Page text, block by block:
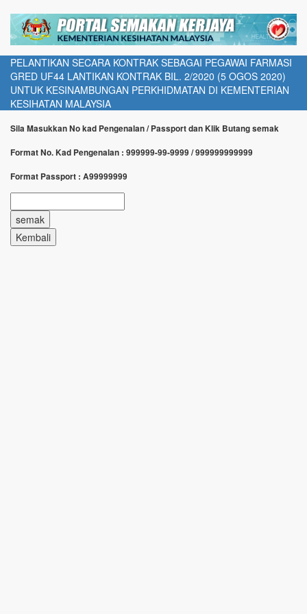
PELANTIKAN SECARA KONTRAK SEBAGAI PEGAWAI FARMASI
GRED UF44 LANTIKAN KONTRAK BIL. 2/2020 (5 OGOS 2020)
UNTUK KESINAMBUNGAN PERKHIDMATAN DI KEMENTERIAN
KESIHATAN MALAYSIA
Sila Masukkan No kad Pengenalan / Passport dan Klik Butang semak
Format No. Kad Pengenalan : 999999-99-9999 / 999999999999
Format Passport : A99999999